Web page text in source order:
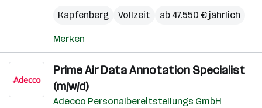
Kapfenberg
Vollzeit ab 47.550 € jährlich
Merken
Prime Air Data Annotation Specialist
(m/w/d)
Adecco Personalbereitstellungs GmbH